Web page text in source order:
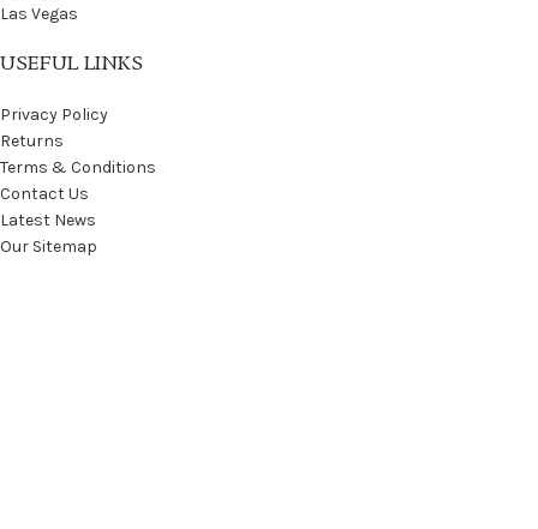
Las Vegas
USEFUL LINKS
Privacy Policy
Returns
Terms & Conditions
Contact Us
Latest News
Our Sitemap